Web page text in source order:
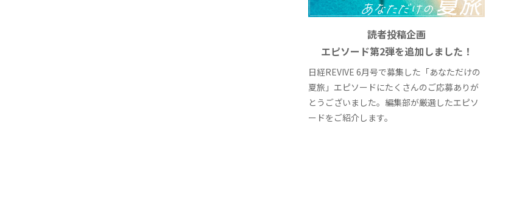
読者投稿企画
エピソード第2弾を追加しました！
日経REVIVE 6月号で募集した「あなただけの
夏旅」エピソードにたくさんのご応募ありが
とうございました。編集部が厳選したエピソ
ードをご紹介します。